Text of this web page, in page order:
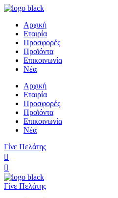
Αρχική
Εταιρία
Προσφορές
Προϊόντα
Επικοινωνία
Νέα
Αρχική
Εταιρία
Προσφορές
Προϊόντα
Επικοινωνία
Νέα
Γίνε Πελάτης
Γίνε Πελάτης